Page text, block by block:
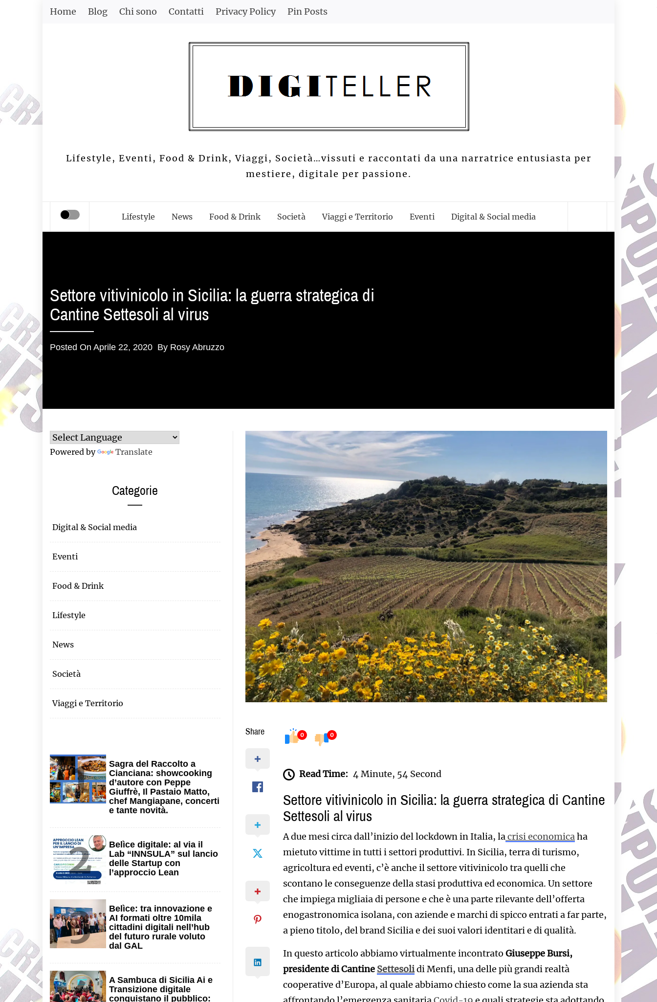
Skip
Home Blog Chi sono Contatti Privacy Policy Pin Posts
Lifestyle, Eventi, Food & Drink, Viaggi, Società…vissuti e raccontati da una narratrice entusiasta per
mestiere, digitale per passione.
Lifestyle News Food & Drink Società Viaggi e Territorio Eventi Digital & Social media
Settore vitivinicolo in Sicilia: la guerra strategica di
Cantine Settesoli al virus
Posted On Aprile 22, 2020 By Rosy Abruzzo
Share 0 0
Read Time: 4 Minute, 54 Second
Settore vitivinicolo in Sicilia: la guerra strategica di Cantine
Settesoli al virus
A due mesi circa dall’inizio del lockdown in Italia, lacrisi economicaha
mietuto vittime in tutti i settori produttivi. In Sicilia, terra di turismo,
agricoltura ed eventi, c’è anche il settore vitivinicolo tra quelli che
scontano le conseguenze della stasi produttiva ed economica. Un settore
che impiega migliaia di persone e che è una parte rilevante dell’offerta
enogastronomica isolana, con aziende e marchi di spicco entrati a far parte,
a pieno titolo, del brand Sicilia e dei suoi valori identitari e di qualità.
In questo articolo abbiamo virtualmente incontratoGiuseppe Bursi,
presidente di Cantine Settesolidi Menfi, una delle più grandi realtà
cooperative d’Europa, al quale abbiamo chiesto come la sua azienda sta
Powered by Translate
Categorie
Digital & Social media
Eventi
Food & Drink
Lifestyle
News
Società
Viaggi e Territorio
1
Sagra del Raccolto a
Cianciana: showcooking
d’autore con Peppe
Giuffrè, Il Pastaio Matto,
chef Mangiapane, concerti
e tante novità.
2
Belìce digitale: al via il
Lab “INNSULA” sul lancio
delle Startup con
l’approccio Lean
3
Belìce: tra innovazione e
AI formati oltre 10mila
cittadini digitali nell’hub
del futuro rurale voluto
dal GAL
A Sambuca di Sicilia Ai e
Transizione digitale
conquistano il pubblico: